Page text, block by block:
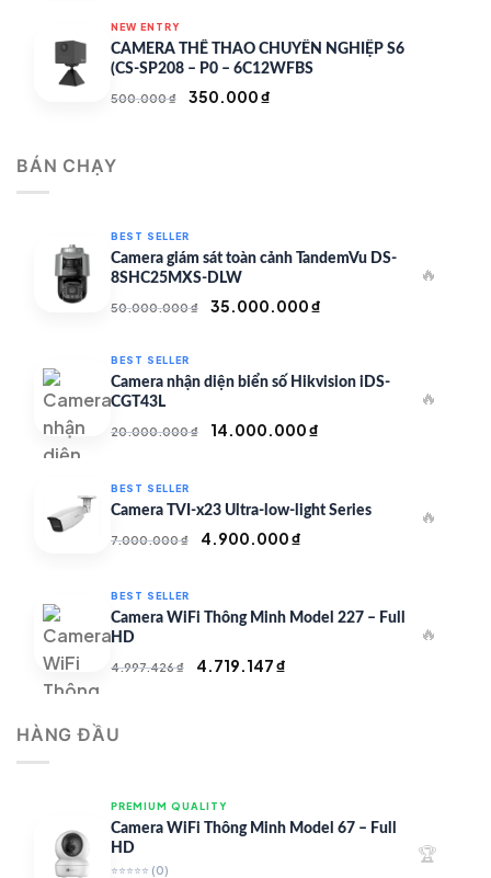
7.000.000 ₫.là:
4.900.000 ₫.
NEW ENTRY
CAMERA THỂ THAO CHUYÊN NGHIỆP S6
(CS-SP208 – P0 – 6C12WFBS
500.000₫
Giá
350.000₫
BÁN CHẠY
BEST SELLER
Camera giám sát toàn cảnh TandemVu DS-
8SHC25MXS-DLW
50.000.000₫
Giá
50.000.000 ₫.
35.000.000₫
là:
35.000.000 ₫.
🔥
BEST SELLER
Camera nhận diện biển số Hikvision iDS-
CGT43L
20.000.000₫
Giá
20.000.000 ₫.
14.000.000₫
là:
14.000.000 ₫.
🔥
BEST SELLER
Camera TVI-x23 Ultra-low-light Series
7.000.000₫
Giá
7.000.000 ₫.
4.900.000₫
là:
🔥
BEST SELLER
Camera WiFi Thông Minh Model 227 – Full
HD
4.997.426₫
Giá
4.719.147₫
🔥
HÀNG ĐẦU
PREMIUM QUALITY
Camera WiFi Thông Minh Model 67 – Full
HD
⭐⭐⭐⭐⭐ (0)
🏆